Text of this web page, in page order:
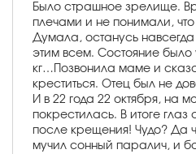
Было страшное зрелище.
плечами и не понимали,
Думала, останусь
этим всем. Состояние
кг…Позвонила маме и
креститься. Отец был не
И в 22 года 22 октября, на
покрестилась. В итоге
после крещения! Чудо? Да
мучил сонный паралич, и